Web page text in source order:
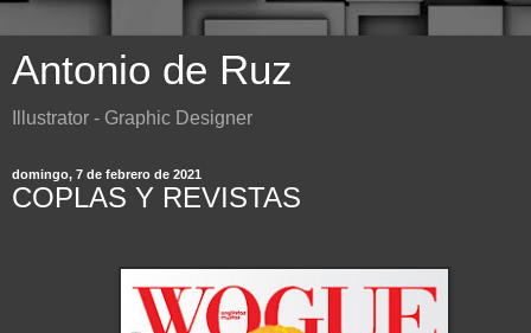
Antonio de Ruz
Illustrator - Graphic Designer
domingo, 7 de febrero de 2021
COPLAS Y REVISTAS